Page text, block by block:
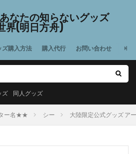
なたの知らないグッズ
界(明日方舟)
ズ購入方法 購入代行 お問い合わせ
ズ 同人グッズ
ー名★★ シー 大陸限定公式グッズ ア